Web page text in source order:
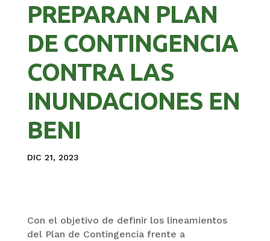
PREPARAN PLAN
DE CONTINGENCIA
CONTRA LAS
INUNDACIONES EN
BENI
DIC 21, 2023
Con el objetivo de definir los lineamientos
del Plan de Contingencia frente a